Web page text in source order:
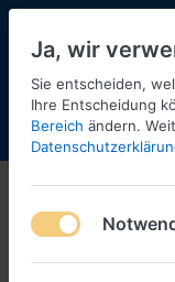
Menü
1:160
1-3 von
Ja, wir
Sie entscheiden,
Ihre Entscheidung
Bereich ändern.